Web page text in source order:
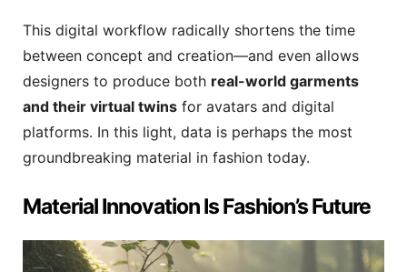
This digital workflow radically shortens the time
between concept and creation—and even allows
designers to produce both real-world garments
and their virtual twins for avatars and digital
platforms. In this light, data is perhaps the most
groundbreaking material in fashion today.
Material Innovation Is Fashion’s Future